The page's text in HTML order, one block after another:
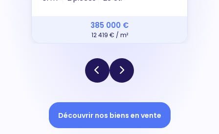
385 000 €
12 419 € / m²
Découvrir nos biens en vente